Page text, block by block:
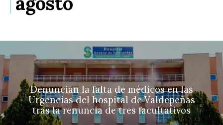
Denuncian la falta de médicos en las
Urgencias del hospital de Valdepeñas
tras la renuncia de tres facultativos